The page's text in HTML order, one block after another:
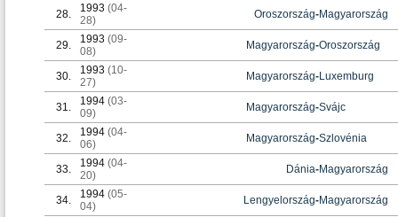
28. 1993 (04-
28)
Oroszország-Magyarország
29. 1993 (09-
08)
Magyarország-Oroszország
30. 1993 (10-
27)
Magyarország-Luxemburg
31. 1994 (03-
09)
Magyarország-Svájc
32. 1994 (04-
06)
Magyarország-Szlovénia
33. 1994 (04-
20)
Dánia-Magyarország
34. 1994 (05-
04)
Lengyelország-Magyarország